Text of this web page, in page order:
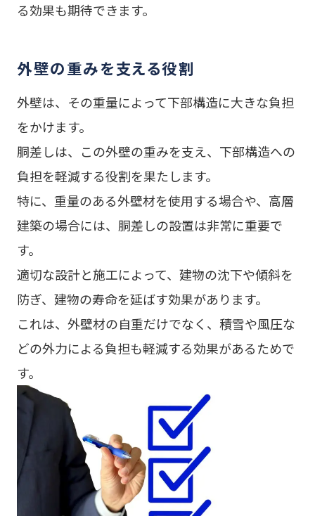
る効果も期待できます。
外壁の重みを支える役割
外壁は、その重量によって下部構造に大きな負担
をかけます。
胴差しは、この外壁の重みを支え、下部構造への
負担を軽減する役割を果たします。
特に、重量のある外壁材を使用する場合や、高層
建築の場合には、胴差しの設置は非常に重要で
す。
適切な設計と施工によって、建物の沈下や傾斜を
防ぎ、建物の寿命を延ばす効果があります。
これは、外壁材の自重だけでなく、積雪や風圧な
どの外力による負担も軽減する効果があるためで
す。